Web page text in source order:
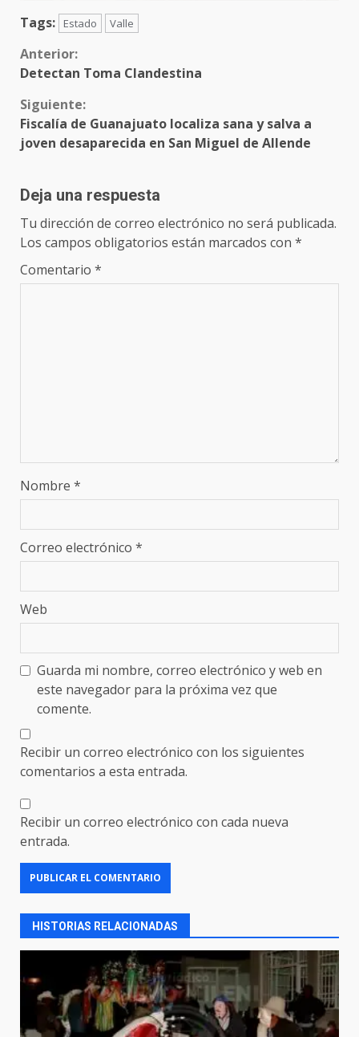
Tags: Estado Valle
Sigue
Anterior:
Detectan Toma Clandestina
Siguiente:
Fiscalía de Guanajuato localiza sana y salva a
joven desaparecida en San Miguel de Allende
Deja una respuesta
Tu dirección de correo electrónico no será publicada.
Los campos obligatorios están marcados con *
Comentario *
Nombre *
Correo electrónico *
Web
Guarda mi nombre, correo electrónico y web en
este navegador para la próxima vez que
comente.
Recibir un correo electrónico con los siguientes
comentarios a esta entrada.
Recibir un correo electrónico con cada nueva
entrada.
HISTORIAS RELACIONADAS